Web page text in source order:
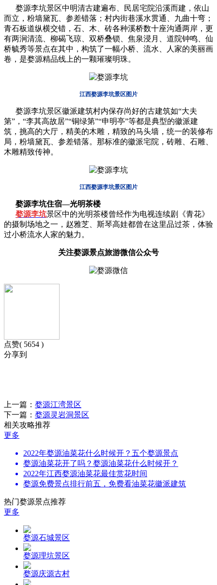
婺源李坑景区中明清古建遍布、民居宅院沿溪而建，依山
而立，粉墙黛瓦、参差错落；村内街巷溪水贯通、九曲十弯；
青石板道纵横交错，石、木、砖各种溪桥数十座沟通两岸，更
有两涧清流、柳碣飞琼、双桥叠锁、焦泉浸月、道院钟鸣、仙
桥毓秀等景点在其中，构筑了一幅小桥、流水、人家的美丽画
卷，是婺源精品线上的一颗璀璨明珠。
江西婺源李坑景区图片
婺源李坑景区徽派建筑村内保存尚好的古建筑如“大夫
第”，“李其高故居”“铜绿第”“申明亭”等都是典型的徽派建
筑，挑高的大厅，精美的木雕，精致的马头墙，统一的装修布
局，粉墙黛瓦、参差错落。那标准的徽派宅院，砖雕、石雕、
木雕精致传神。
江西婺源李坑景区图片
婺源李坑住宿—光明茶楼
婺源李坑景区中的光明茶楼曾经作为电视连续剧《青花》
的摄制场地之一，赵雅芝、斯琴高娃都曾在这里品过茶，体验
过小桥流水人家的魅力。
关注婺源景点旅游微信公众号
点赞( 5654 )
分享到
上一篇： 婺源江湾景区
下一篇： 婺源灵岩洞景区
相关攻略推荐
更多
2022年婺源油菜花什么时候开？五个婺源景点
婺源油菜花开了吗？婺源油菜花什么时候开？
2022年江西婺源油菜花最佳赏花时间
婺源免费景点排行前五，免费看油菜花徽派建筑
热门婺源景点推荐
更多
婺源石城景区
婺源理坑景区
婺源庆源古村